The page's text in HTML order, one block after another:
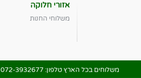
אזורי חלוקה
משלוחי החנות
משלוחים בכל הארץ טלפון:072-3932677